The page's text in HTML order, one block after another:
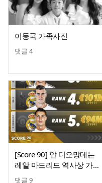
이동국 가족사진
댓글 4
[Score 90] 얀 디오망데는
레알 마드리드 역사상 가장
비싼 영입이 될 예정
댓글 9